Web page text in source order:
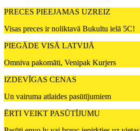
PRECES PIEEJAMAS UZREIZ
Visas preces ir noliktavā Bukultu ielā 5C!
PIEGĀDE VISĀ LATVIJĀ
Omniva pakomāti, Venipak Kurjers
IZDEVĪGAS CENAS
Un vairuma atlaides pasūtījumiem
ĒRTI VEIKT PASŪTĪJUMU